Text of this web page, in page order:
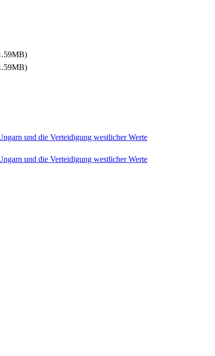
und die Verteidigung westlicher Werte
und die Verteidigung westlicher Werte